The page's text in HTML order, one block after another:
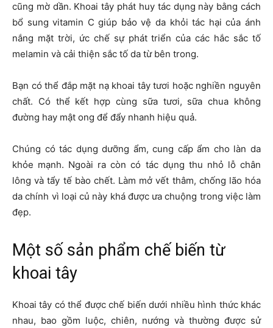
cũng mờ dần. Khoai tây phát huy tác dụng này bằng cách
bổ sung vitamin C giúp bảo vệ da khỏi tác hại của ánh
nắng mặt trời, ức chế sự phát triển của các hắc sắc tố
melamin và cải thiện sắc tố da từ bên trong.
Bạn có thể đắp mặt nạ khoai tây tươi hoặc nghiền nguyên
chất. Có thể kết hợp cùng sữa tươi, sữa chua không
đường hay mật ong để đẩy nhanh hiệu quả.
Chúng có tác dụng dưỡng ẩm, cung cấp ẩm cho làn da
khỏe mạnh. Ngoài ra còn có tác dụng thu nhỏ lỗ chân
lông và tẩy tế bào chết. Làm mở vết thâm, chống lão hóa
da chính vì loại củ này khá được ưa chuộng trong việc làm
đẹp.
Một số sản phẩm chế biến từ
khoai tây
Khoai tây có thể được chế biến dưới nhiều hình thức khác
nhau, bao gồm luộc, chiên, nướng và thường được sử